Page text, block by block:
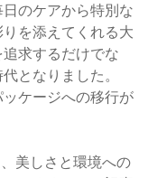
のケアから特別な
を添えてくれる大
求するだけでな
となりました。
ケージへの移行が
美しさと環境への